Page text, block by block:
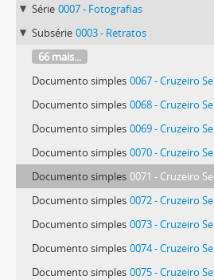
Série 0007 - Fotografias
Subsérie 0003 - Retratos
66 mais...
Documento simples 0067 - Cruzeiro
Documento simples 0068 - Cruzeiro
Documento simples 0069 - Cruzeiro
Documento simples 0070 - Cruzeiro
Documento simples 0071 - Cruzeiro
Documento simples 0072 - Cruzeiro
Documento simples 0073 - Cruzeiro
Documento simples 0074 - Cruzeiro
Documento simples 0075 - Cruzeiro